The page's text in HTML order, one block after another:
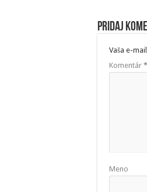
Pridaj
Vaša e-
Komentár *
Meno